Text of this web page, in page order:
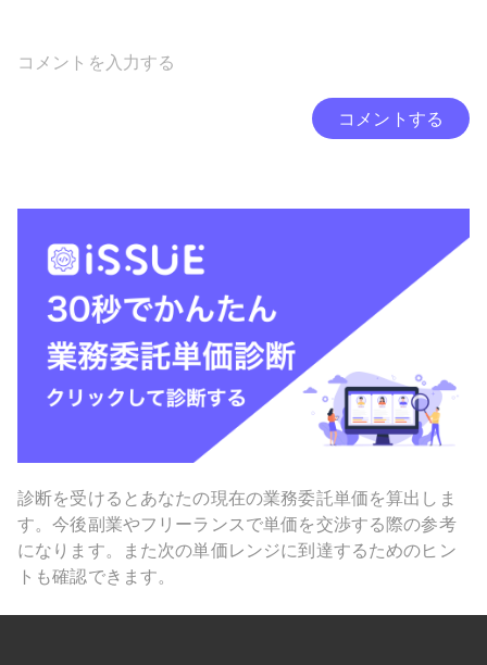
コメントする
診断を受けるとあなたの現在の業務委託単価を算出しま
す。今後副業やフリーランスで単価を交渉する際の参考
になります。また次の単価レンジに到達するためのヒン
トも確認できます。